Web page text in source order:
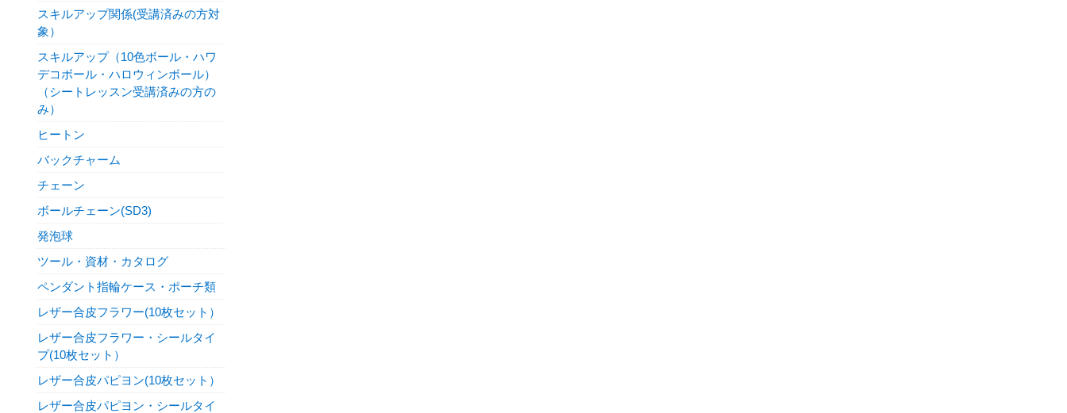
スキルアップ関係(受講済みの方対
象）
スキルアップ（10色ボール・ハワ
デコボール・ハロウィンボール）
（シートレッスン受講済みの方の
み）
ヒートン
バックチャーム
チェーン
ボールチェーン(SD3)
発泡球
ツール・資材・カタログ
ペンダント指輪ケース・ポーチ類
レザー合皮フラワー(10枚セット）
レザー合皮フラワー・シールタイ
プ(10枚セット）
レザー合皮パピヨン(10枚セット）
レザー合皮パピヨン・シールタイ